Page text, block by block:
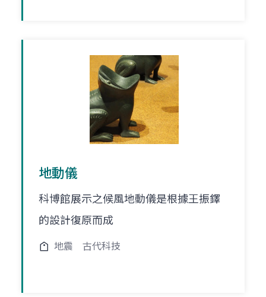
地動儀
科博館展示之候風地動儀是根據王振鐸
的設計復原而成
地震 古代科技